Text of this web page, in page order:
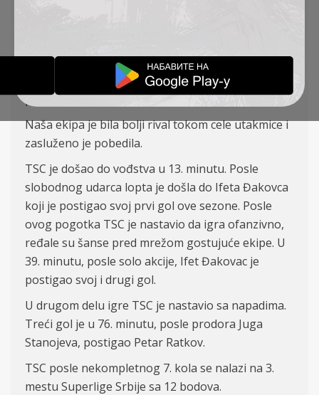
Jovanović (Špalek 78’) – Ratkov (Stanojlović 78’)
TSC je u 7. kolu Superlige Srbije na svom terenu
pobedio Mladost GAT rezultatom 3:0.
Naša ekipa je bila bolji rival tokom cele utakmice i
zasluženo je pobedila.
TSC je došao do vođstva u 13. minutu. Posle
slobodnog udarca lopta je došla do Ifeta Đakovca
koji je postigao svoj prvi gol ove sezone. Posle
ovog pogotka TSC je nastavio da igra ofanzivno,
ređale su šanse pred mrežom gostujuće ekipe. U
39. minutu, posle solo akcije, Ifet Đakovac je
postigao svoj i drugi gol.
U drugom delu igre TSC je nastavio sa napadima.
Treći gol je u 76. minutu, posle prodora Juga
Stanojeva, postigao Petar Ratkov.
TSC posle nekompletnog 7. kola se nalazi na 3.
mestu Superlige Srbije sa 12 bodova.